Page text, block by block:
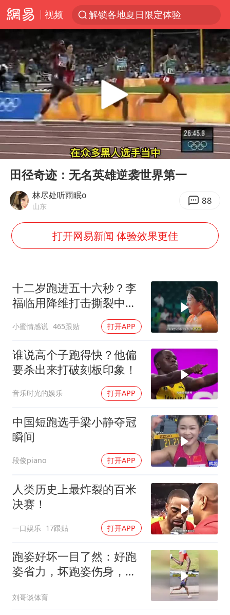
视频
解锁各地夏日限定体验
台风白海豚闭眼意味着什么
峰哥实名举报汪海林偷税漏税
浙江温州发布台风橙色预警信号
男童模仿奥特曼从高处跳下致骨折
富婆带资进组给自己硬加60多场吻戏
金饰克价一夜涨回1300元
名创优品一次性内裤 颜面尽失
白海豚将正面袭击贯穿浙江
牛津大学一纸声明甩不了锅
包文婧：二胎很难一碗水端平
女主硬加吻戏短剧已下架
浙江台州《告全体市民书》
《给阿嬷的情书》售后来了
人民的健康、体质、幸福一脉相承
Play
00:00 03:54
田径奇迹：无名英雄逆袭世界第一
林尽处听雨眠o
山东 88
打开网易新闻 体验效果更佳
十二岁跑进五十六秒？李
福临用降维打击撕裂中国
小蜜情感说 465跟贴 打开APP
谁说高个子跑得快？他偏
要杀出来打破刻板印象！
音乐时光的娱乐 打开APP
中国短跑选手梁小静夺冠
瞬间
段俊piano 打开APP
人类历史上最炸裂的百米
决赛！
一口娱乐 17跟贴 打开APP
跑姿好坏一目了然：好跑
姿省力，坏跑姿伤身，你
刘哥谈体育